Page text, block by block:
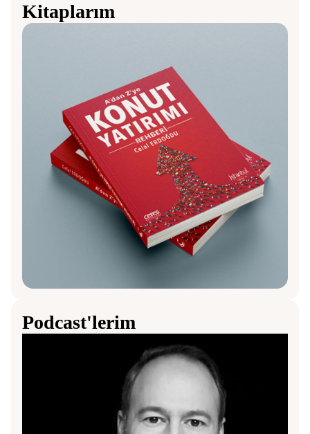
Kitaplarım
Podcast'lerim